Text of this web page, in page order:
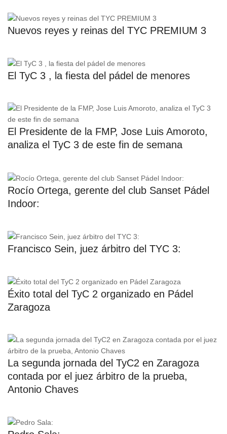
Nuevos reyes y reinas del TYC PREMIUM 3
El TyC 3 , la fiesta del pádel de menores
El Presidente de la FMP, Jose Luis Amoroto,
analiza el TyC 3 de este fin de semana
Rocío Ortega, gerente del club Sanset Pádel
Indoor:
Francisco Sein, juez árbitro del TYC 3:
Éxito total del TyC 2 organizado en Pádel
Zaragoza
La segunda jornada del TyC2 en Zaragoza
contada por el juez árbitro de la prueba,
Antonio Chaves